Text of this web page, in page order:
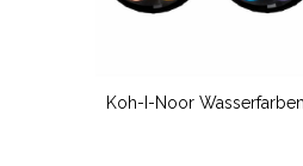
Koh-I-Noor